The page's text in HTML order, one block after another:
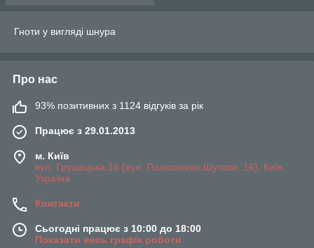
Гноти у вигляді шнура
Про нас
93% позитивних з 1124 відгуків за рік
Працює з 29.01.2013
м. Київ
вул. Грушецька 16 (вул. Полковника Шутова, 16), Київ,
Україна
Контакти
Сьогодні працює з 10:00 до 18:00
Показати весь графік роботи